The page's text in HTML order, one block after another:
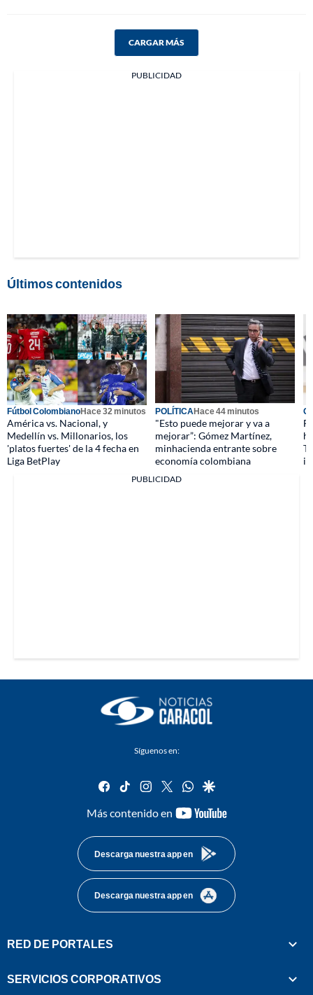
CARGAR MÁS
PUBLICIDAD
Últimos contenidos
Fútbol ColombianoHace 32 minutos
América vs. Nacional, y
Medellín vs. Millonarios, los
'platos fuertes' de la 4 fecha en
Liga BetPlay
POLÍTICAHace 44 minutos
"Esto puede mejorar y va a
mejorar”: Gómez Martínez,
minhacienda entrante sobre
economía colombiana
PUBLICIDAD
Síguenos en:
facebook
tiktok instagram
twitterwhatsapp
google
Más contenido en
youtube-
Descarga nuestra app en
Descarga nuestra app en
RED DE PORTALES
SERVICIOS CORPORATIVOS